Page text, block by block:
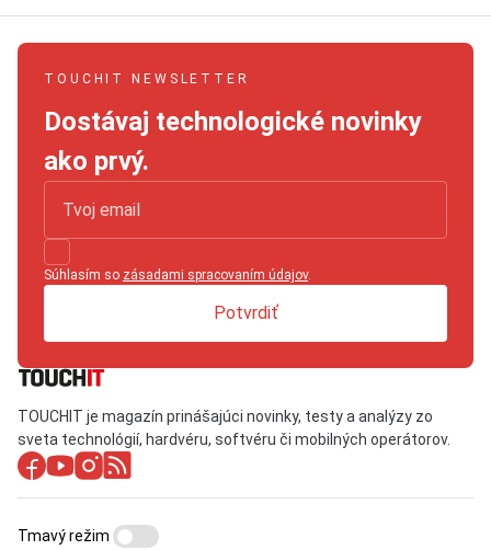
TOUCHIT NEWSLETTER
Dostávaj technologické novinky
ako prvý.
Súhlasím so zásadami spracovaním údajov.
Potvrdiť
TOUCHIT je magazín prinášajúci novinky, testy a analýzy zo
sveta technológií, hardvéru, softvéru či mobilných operátorov.
Tmavý režim